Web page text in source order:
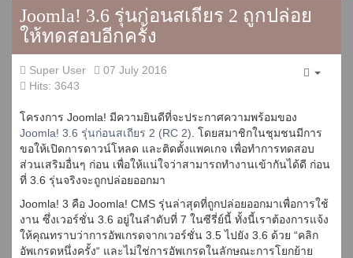
Joomla! 3.6 รุ่นก่อนสเถียร 2 ถูกปล่อย
ให้ทดสอบอีกครั้ง
Super User
07 July 2016
Hits: 3643
โครงการ Joomla! มีความยินดีที่จะประกาศความพร้อมของ
Joomla! 3.6 รุ่นก่อนสเถียร 2 (RC 2) . โดยสมาชิกในชุมชนมีการ
ขอให้เปิดการดาวน์โหลด และติดตั้งแพคเกจ เพื่อทำการทดสอบ
ส่วนเสริมอื่นๆ ก่อน เพื่อให้แน่ใจว่าสามารถทำงานเข้ากันได้ดี ก่อน
ที่ 3.6 รุ่นจริงจะถูกปล่อยออกมา
Joomla! 3 คือ Joomla! CMS รุ่นล่าสุดที่ถูกปล่อยออกมาเพื่อการใช้
งาน ซึ่งเวอร์ชั่น 3.6 อยู่ในลำดับที่ 7 ในซีรี่ย์นี้ ทั้งนี้เราต้องการแจ้ง
ให้คุณทราบว่าการอัพเกรดจากเวอร์ชั่น 3.5 ไปยัง 3.6 ด้วย “คลิก
อัพเกรดหนึ่งครั้ง“ และไม่ใช่การอัพเกรดในลักษณะการโยกย้าย